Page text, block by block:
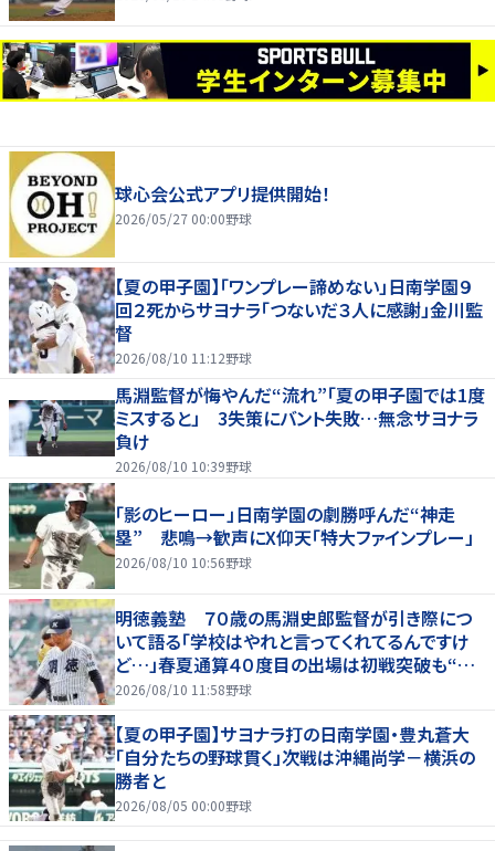
球心会公式アプリ提供開始！
2026/05/27 00:00野球
【夏の甲子園】「ワンプレー諦めない」日南学園９
回２死からサヨナラ「つないだ３人に感謝」金川監
督
2026/08/10 11:12野球
馬淵監督が悔やんだ“流れ”「夏の甲子園では1度
ミスすると」 3失策にバント失敗…無念サヨナラ
負け
2026/08/10 10:39野球
「影のヒーロー」日南学園の劇勝呼んだ“神走
塁” 悲鳴→歓声にX仰天「特大ファインプレー」
2026/08/10 10:56野球
明徳義塾 ７０歳の馬淵史郎監督が引き際につ
いて語る「学校はやれと言ってくれてるんですけ
ど…」春夏通算４０度目の出場は初戦突破も“馬
淵節”炸裂
2026/08/10 11:58野球
【夏の甲子園】サヨナラ打の日南学園・豊丸蒼大
「自分たちの野球貫く」次戦は沖縄尚学－横浜の
勝者と
2026/08/05 00:00野球